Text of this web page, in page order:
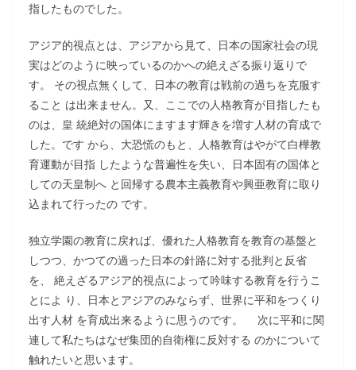
指したものでした。
アジア的視点とは、アジアから見て、日本の国家社会の現
実はどのように映っているのかへの絶えざる振り返りで
す。 その視点無くして、日本の教育は戦前の過ちを克服す
ること は出来ません。又、ここでの人格教育が目指したも
のは、皇 統絶対の国体にますます輝きを増す人材の育成で
した。です から、大恐慌のもと、人格教育はやがて白樺教
育運動が目指 したような普遍性を失い、日本固有の国体と
しての天皇制へ と回帰する農本主義教育や興亜教育に取り
込まれて行ったの です。
独立学園の教育に戻れば、優れた人格教育を教育の基盤と
しつつ、かつての過った日本の針路に対する批判と反省
を、 絶えざるアジア的視点によって吟味する教育を行うこ
とによ り、日本とアジアのみならず、世界に平和をつくり
出す人材 を育成出来るように思うのです。 次に平和に関
連して私たちはなぜ集団的自衛権に反対する のかについて
触れたいと思います。